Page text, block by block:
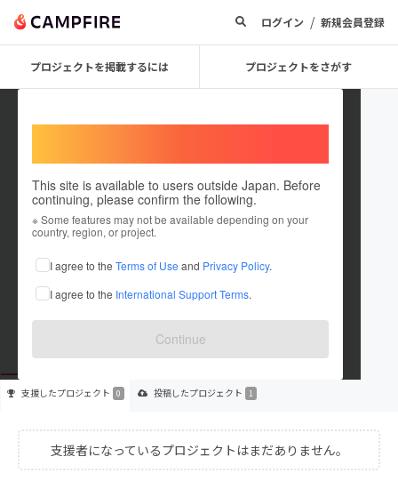
ログイン / 新規会員登録
プロジェクトを掲載するには プロジェクトをさがす
This site is available to users outside Japan. Before
continuing, please confirm the following.
※ Some features may not be available depending on your
country, region, or project.
I agree to the Terms of Use and Privacy Policy.
I agree to the International Support Terms.
Continue
ZIMA0602
これまでに1件のプロジェクトを投稿しています
在住国：未設定
出身国：未設定
支援したプロジェクト 0 投稿したプロジェクト 1
支援者になっているプロジェクトはまだありません。